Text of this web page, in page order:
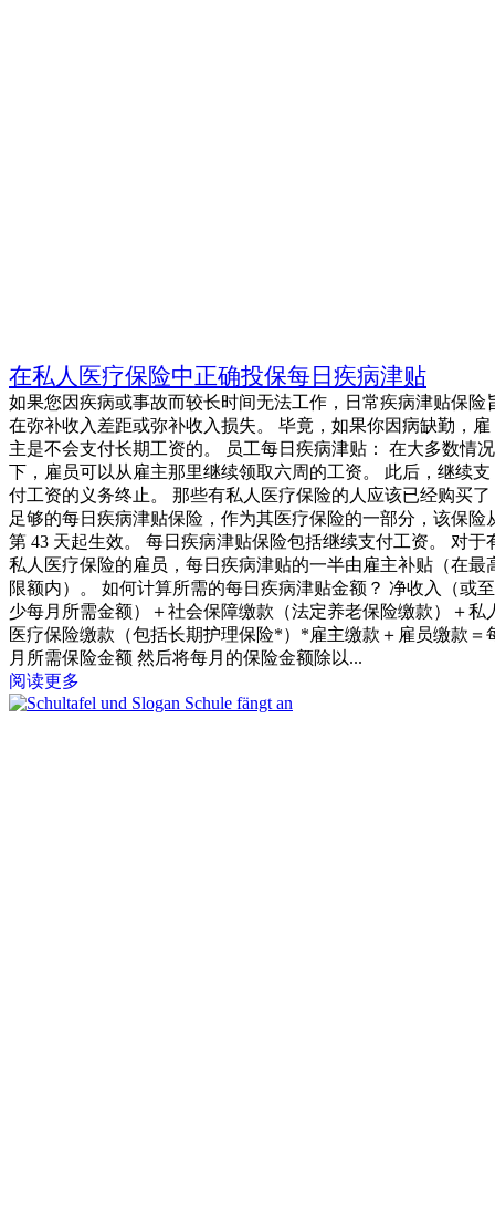
在私人医疗保险中正确投保每日疾病津贴
如果您因疾病或事故而较长时间无法工作，日常疾病津贴保险
在弥补收入差距或弥补收入损失。 毕竟，如果你因病缺勤，雇
主是不会支付长期工资的。 员工每日疾病津贴： 在大多数情况
下，雇员可以从雇主那里继续领取六周的工资。 此后，继续支
付工资的义务终止。 那些有私人医疗保险的人应该已经购买了
足够的每日疾病津贴保险，作为其医疗保险的一部分，该保险
第 43 天起生效。 每日疾病津贴保险包括继续支付工资。 对于
私人医疗保险的雇员，每日疾病津贴的一半由雇主补贴（在最
限额内）。 如何计算所需的每日疾病津贴金额？ 净收入（或至
少每月所需金额）＋社会保障缴款（法定养老保险缴款）＋私
医疗保险缴款（包括长期护理保险*）*雇主缴款＋雇员缴款＝
月所需保险金额 然后将每月的保险金额除以...
阅读更多